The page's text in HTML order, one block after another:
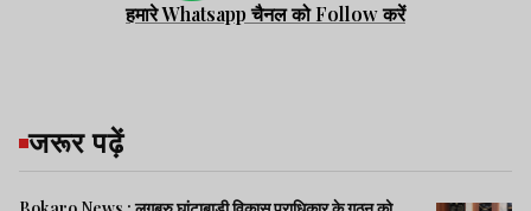
हमारे Whatsapp चैनल को Follow करें
जरूर पढ़ें